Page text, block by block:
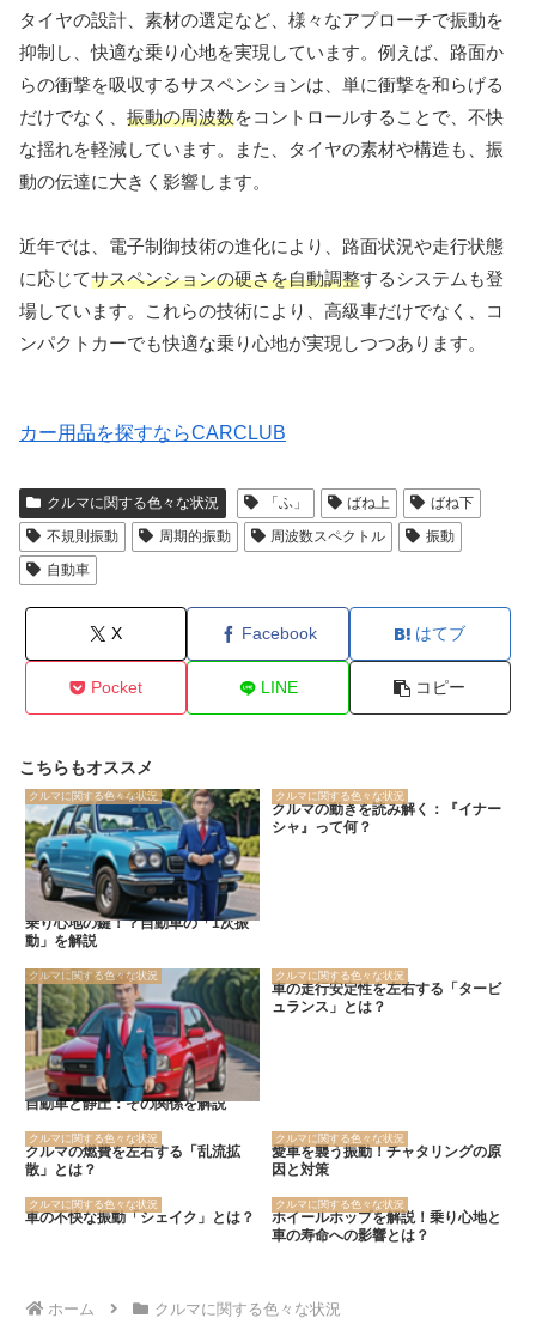
タイヤの設計、素材の選定など、様々なアプローチで振動を
抑制し、快適な乗り心地を実現しています。例えば、路面か
らの衝撃を吸収するサスペンションは、単に衝撃を和らげる
だけでなく、 振動の周波数をコントロールすることで、不快
な揺れを軽減しています。また、タイヤの素材や構造も、振
動の伝達に大きく影響します。
近年では、電子制御技術の進化により、路面状況や走行状態
に応じてサスペンションの硬さを自動調整するシステムも登
場しています。これらの技術により、高級車だけでなく、コ
ンパクトカーでも快適な乗り心地が実現しつつあります。
カー用品を探すならCARCLUB
クルマに関する色々な状況 「ふ」 ばね上
ばね下
不規則振動
周期的振動 周波数スペクトル
振動
自動車
X Facebook はてブ
Pocket LINE コピー
こちらもオススメ
クルマに関する色々な状況
乗り心地の鍵！？自動車の「1次振
動」を解説
クルマに関する色々な状況
クルマの動きを読み解く：『イナー
シャ』って何？
クルマに関する色々な状況
自動車と静圧：その関係を解説
クルマに関する色々な状況
車の走行安定性を左右する「タービ
ュランス」とは？
クルマに関する色々な状況
クルマの燃費を左右する「乱流拡
散」とは？
クルマに関する色々な状況
愛車を襲う振動！チャタリングの原
因と対策
クルマに関する色々な状況
車の不快な振動「シェイク」とは？
クルマに関する色々な状況
ホイールホップを解説！乗り心地と
車の寿命への影響とは？
ホーム クルマに関する色々な状況